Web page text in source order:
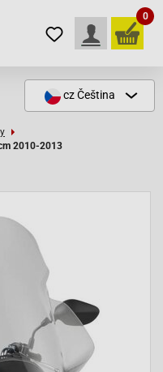
0
czČeština
2010-2013